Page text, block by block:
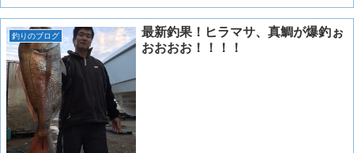
釣りのブログ
最新釣果！ヒラマサ、真鯛が爆釣ぉ
おおおお！！！！